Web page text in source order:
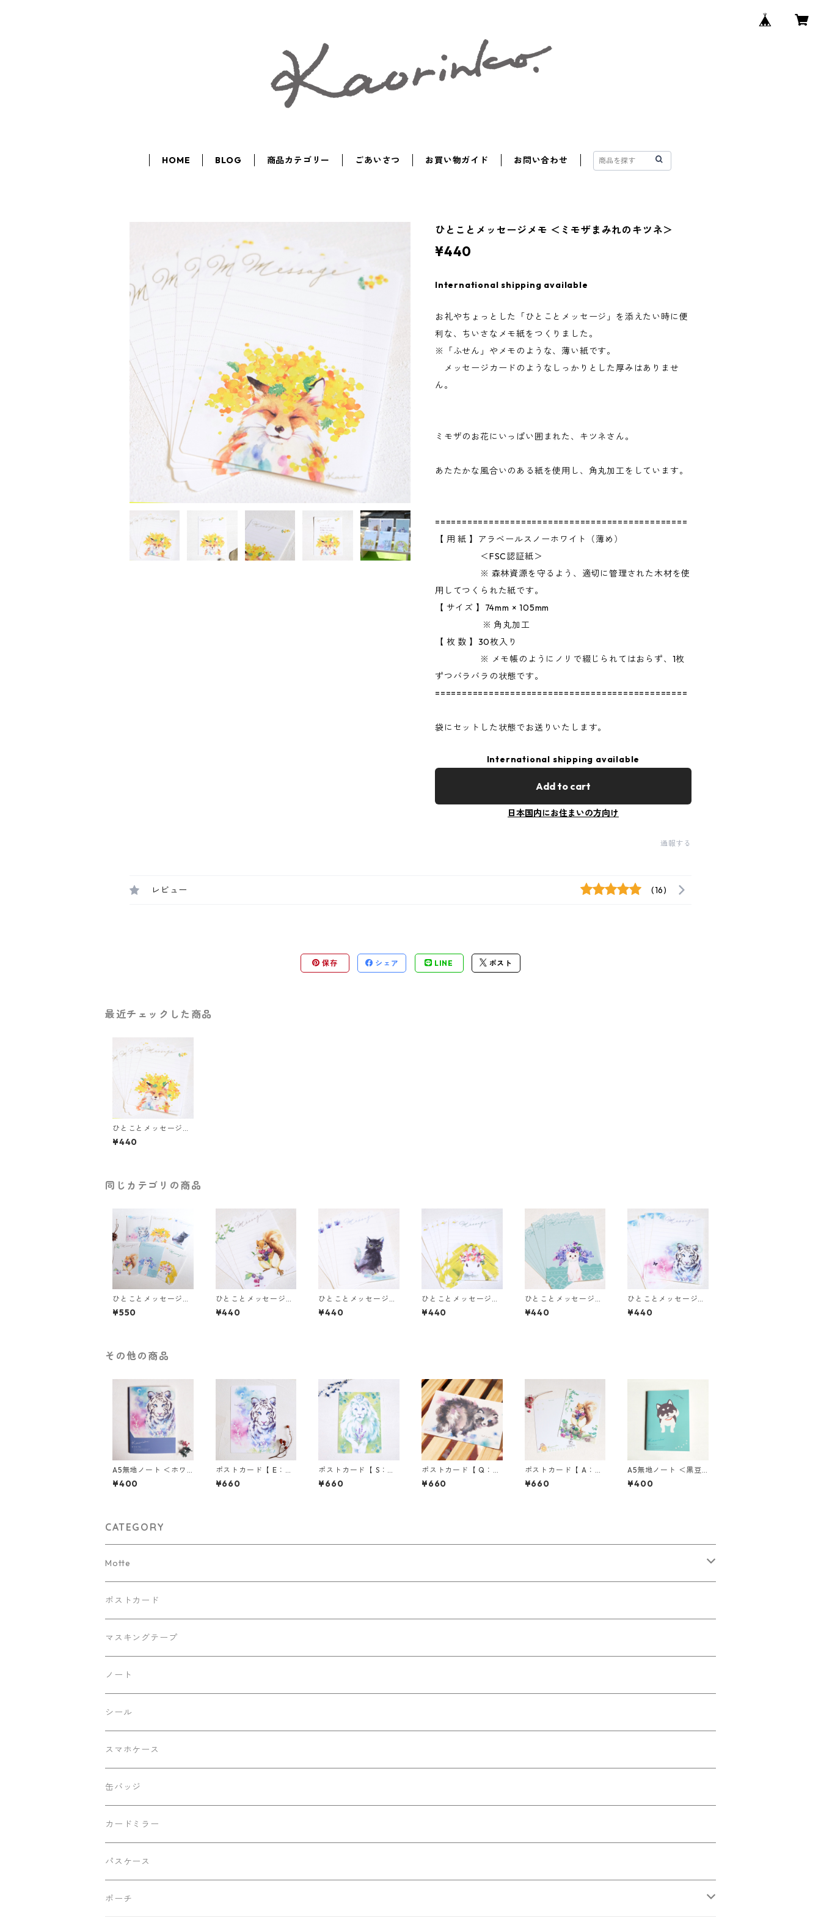
HOME BLOG 商品カテゴリー ごあいさつ お買い物ガイド お問い合わせ
ひとことメッセージメモ ＜ミモザまみれのキツネ＞
¥440
International shipping available
お礼やちょっとした「ひとことメッセージ」を添えたい時に便
利な、ちいさなメモ紙をつくりました。
※「ふせん」やメモのような、薄い紙です。
メッセージカードのようなしっかりとした厚みはありませ
ん。
ミモザのお花にいっぱい囲まれた、キツネさん。
あたたかな風合いのある紙を使用し、角丸加工をしています。
===============================================
【 用 紙 】アラベールスノーホワイト（薄め）
＜FSC認証紙＞
※ 森林資源を守るよう、適切に管理された木材を使
用してつくられた紙です。
【 サイズ 】74mm × 105mm
※ 角丸加工
【 枚 数 】30枚入り
※ メモ帳のようにノリで綴じられてはおらず、1枚
ずつバラバラの状態です。
===============================================
袋にセットした状態でお送りいたします。
International shipping available
Add to cart
日本国内にお住まいの方向け
通報する
レビュー (16)
保存 シェア LINE ポスト
最近チェックした商品
ひとことメッセージメ
モ ＜ミモザまみれのキ
ツネ＞
¥440
同じカテゴリの商品
ひとことメッセージメ
モ ＜全6種アソート＞
¥550
ひとことメッセージメ
モ ＜リスとベリー＞
¥440
ひとことメッセージメ
モ ＜黒仔猫＞
¥440
ひとことメッセージメ
モ ＜花冠のBabyうさ
ぎ＞
¥440
ひとことメッセージメ
モ ＜オコジョ＞
¥440
ひとことメッセージメ
モ ＜ホワイトタイガー
＞
¥440
その他の商品
A5無地ノート ＜ホワ
イトタイガー＞
¥400
ポストカード【 E：ホ
ワイトタイガー 】／3
枚セット★組み合わせ
¥660
ポストカード【 S：ホ
ワイトライオンキング
】_環境対応紙／3枚セ
¥660
ポストカード【 Q：Sn
ow Raccoon 】_環境
対応紙／3枚セット★
¥660
ポストカード【 A：森
のリスとベリー 】／3
枚セット★組み合わせ
¥660
A5無地ノート ＜黒豆
柴＞
¥400
CATEGORY
Motte
Kaorinkoイラストバージョン
リバティバージョン
デニムバージョン
レースバージョン
シルバーラメバージョン
動物柄バージョン
改良前バージョン
切り離しバックル2023Ver.
ポストカード
マスキングテープ
ノート
シール
スマホケース
缶バッジ
カードミラー
パスケース
ポーチ